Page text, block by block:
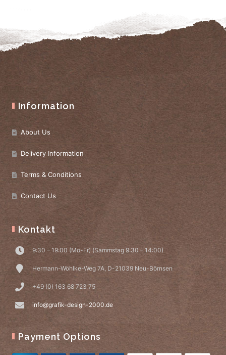
Information
About Us
Delivery Information
Terms & Conditions
Contact Us
Kontakt
9:30 – 19:00 (Mo-Fr) (Sammstag 9:30 – 14:00)
Hermann-Wöhlke-Weg 7A, D-21039 Neu-Börnsen
+49 (0) 163 68 723 75
info@grafik-design-2000.de
Payment Options